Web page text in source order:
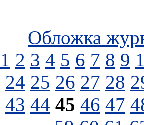
Обложка
1 2 3 4 5 6 7 8 9
24 25 26 27 28
43 44 45 46 47